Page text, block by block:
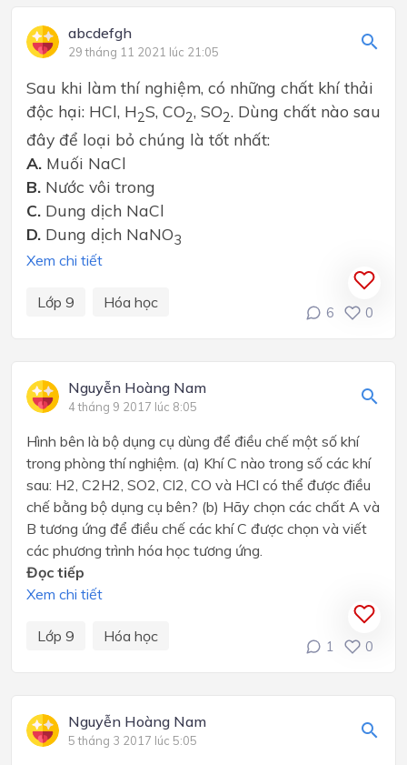
abcdefgh
29 tháng 11 2021 lúc 21:05
Sau khi làm thí nghiệm, có những chất khí thải
độc hại: HCl, H2S, CO2, SO2. Dùng chất nào sau
đây để loại bỏ chúng là tốt nhất:
A. Muối NaCl
B. Nước vôi trong
C. Dung dịch NaCl
D. Dung dịch NaNO3
Xem chi tiết
Lớp 9 Hóa học
6 0
Nguyễn Hoàng Nam
4 tháng 9 2017 lúc 8:05
Hình bên là bộ dụng cụ dùng để điều chế một số khí
trong phòng thí nghiệm. (a) Khí C nào trong số các khí
sau: H2, C2H2, SO2, Cl2, CO và HCl có thể được điều
chế bằng bộ dụng cụ bên? (b) Hãy chọn các chất A và
B tương ứng để điều chế các khí C được chọn và viết
các phương trình hóa học tương ứng.
Đọc tiếp
Xem chi tiết
Lớp 9 Hóa học
1 0
Nguyễn Hoàng Nam
5 tháng 3 2017 lúc 5:05